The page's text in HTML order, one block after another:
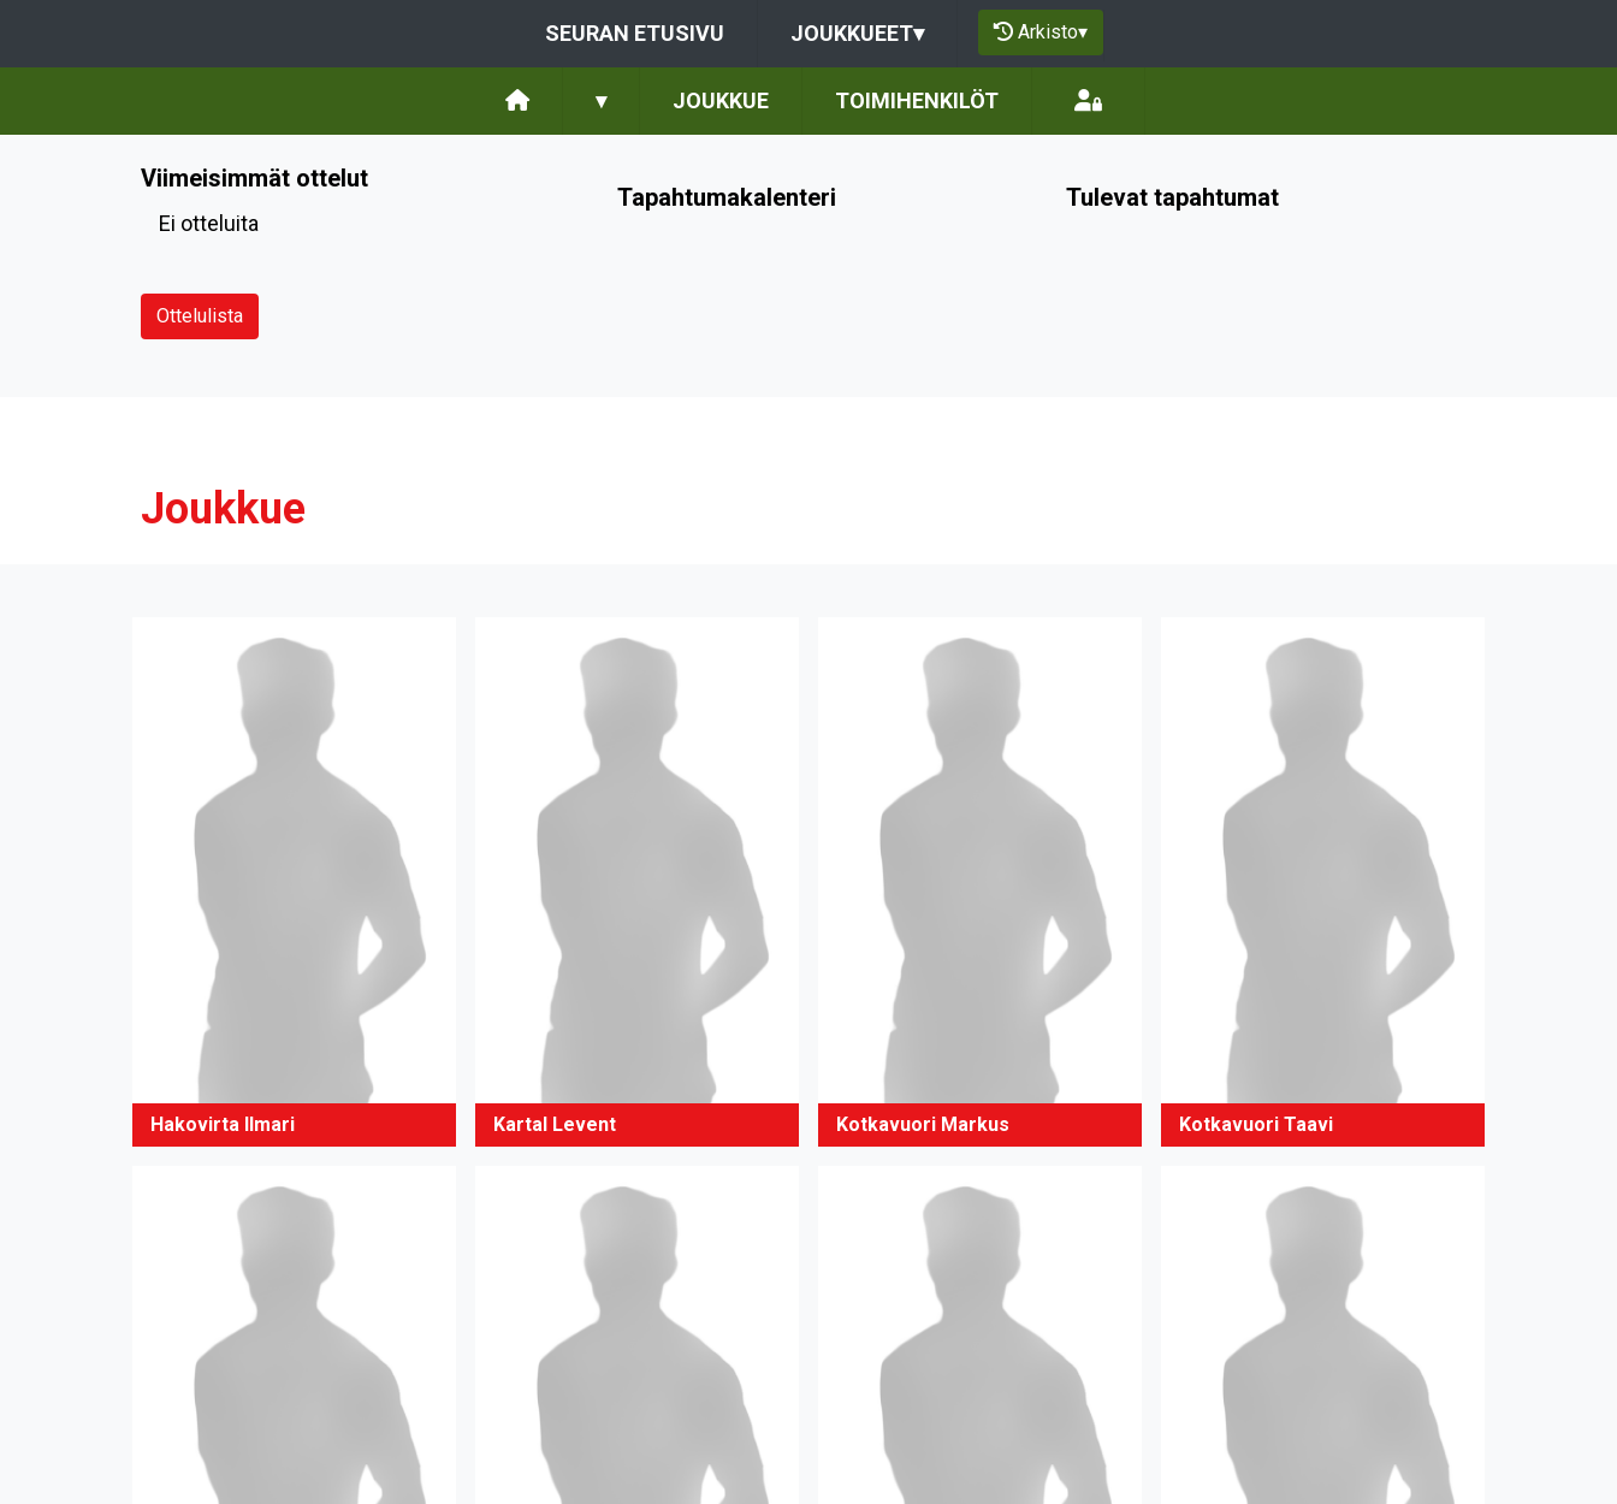
SEURAN ETUSIVU JOUKKUEET▾ Arkisto▾
▾ JOUKKUE TOIMIHENKILÖT
Viimeisimmät ottelut
Ei otteluita
Ottelulista
Tapahtumakalenteri Tulevat tapahtumat
Joukkue
Hakovirta Ilmari Kartal Levent Kotkavuori Markus Kotkavuori Taavi